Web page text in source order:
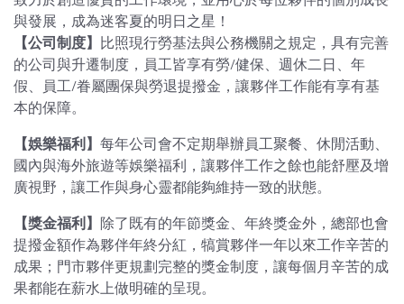
與發展，成為迷客夏的明日之星！
【公司制度】 比照現行勞基法與公務機關之規定，具有完善
的公司與升遷制度，員工皆享有勞/健保、週休二日、年
假、員工/眷屬團保與勞退提撥金，讓夥伴工作能有享有基
本的保障。
【娛樂福利】 每年公司會不定期舉辦員工聚餐、休閒活動、
國內與海外旅遊等娛樂福利，讓夥伴工作之餘也能舒壓及增
廣視野，讓工作與身心靈都能夠維持一致的狀態。
【獎金福利】 除了既有的年節獎金、年終獎金外，總部也會
提撥金額作為夥伴年終分紅，犒賞夥伴一年以來工作辛苦的
成果；門市夥伴更規劃完整的獎金制度，讓每個月辛苦的成
果都能在薪水上做明確的呈現。